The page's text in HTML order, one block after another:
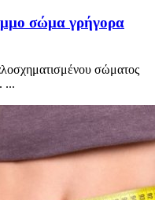
σώμα γρήγορα
σώματος
...